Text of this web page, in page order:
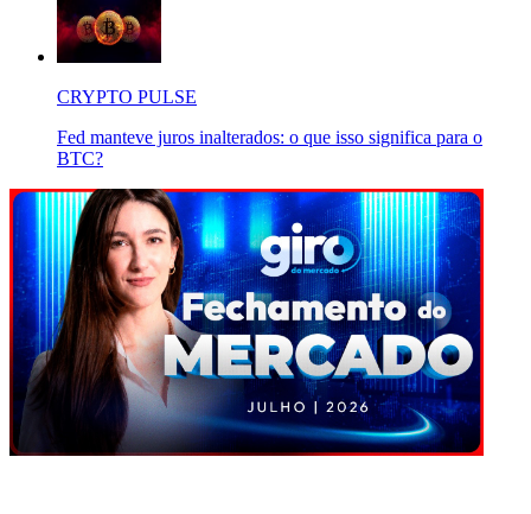
CRYPTO PULSE
Fed manteve juros inalterados: o que isso significa para o
BTC?